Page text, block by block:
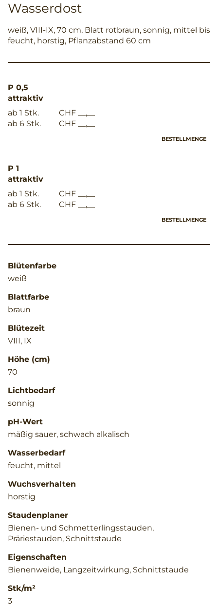
Wasserdost
weiß, VIII-IX, 70 cm, Blatt rotbraun, sonnig, mittel bis
feucht, horstig, Pflanzabstand 60 cm
P 0,5
attraktiv
ab 1 Stk.
CHF __,__
ab 6 Stk.
CHF __,__
BESTELLMENGE
P 1
attraktiv
ab 1 Stk.
CHF __,__
ab 6 Stk.
CHF __,__
BESTELLMENGE
Blütenfarbe
weiß
Blattfarbe
braun
Blütezeit
VIII, IX
Höhe (cm)
70
Lichtbedarf
sonnig
pH-Wert
mäßig sauer, schwach alkalisch
Wasserbedarf
feucht, mittel
Wuchsverhalten
horstig
Staudenplaner
Bienen- und Schmetterlingsstauden,
Präriestauden, Schnittstaude
Eigenschaften
Bienenweide, Langzeitwirkung, Schnittstaude
Stk/m²
3